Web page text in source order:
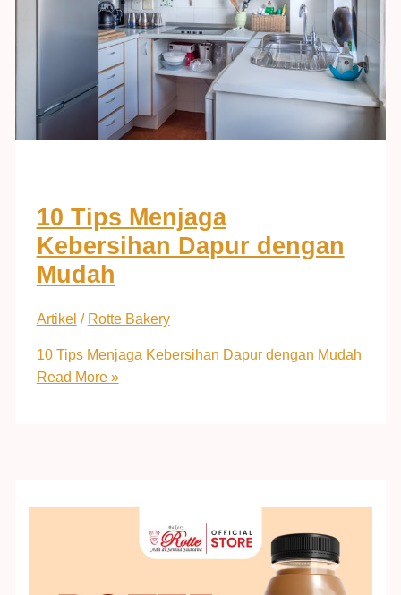
10 Tips Menjaga
Kebersihan Dapur dengan
Mudah
Artikel / Rotte Bakery
10 Tips Menjaga Kebersihan Dapur dengan Mudah
Read More »